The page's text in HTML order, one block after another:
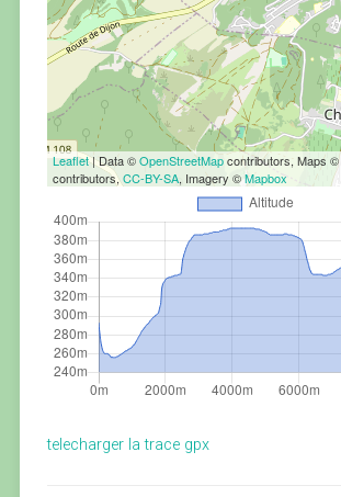
Leaflet| Data ©OpenStreetMapcontributors, Maps ©
contributors,CC-BY-SA, Imagery ©Mapbox
telecharger la trace gpx